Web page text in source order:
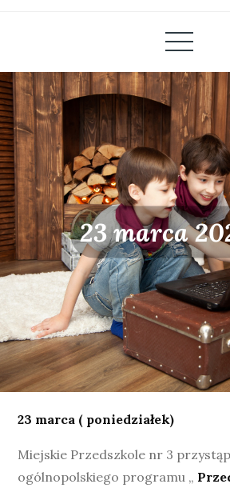
23 marca
23 marca ( poniedziałek)
Miejskie Przedszkole nr 3
ogólnopolskiego programu „